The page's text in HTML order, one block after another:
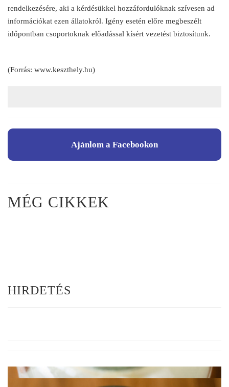
rendelkezésére, aki a kérdésükkel hozzáfordulóknak szívesen ad
információkat ezen állatokról. Igény esetén előre megbeszélt
időpontban csoportoknak előadással kísért vezetést biztosítunk.
(Forrás: www.keszthely.hu)
Ajánlom a Facebookon
MÉG CIKKEK
HIRDETÉS